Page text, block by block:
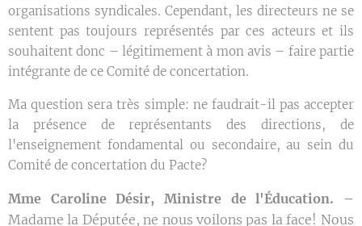
organisations syndicales. Cependant, les directeurs ne se
sentent pas toujours représentés par ces acteurs et ils
souhaitent donc – légitimement à mon avis – faire partie
intégrante de ce Comité de concertation.
Ma question sera très simple: ne faudrait-il pas accepter
la présence de représentants des directions, de
l'enseignement fondamental ou secondaire, au sein du
Comité de concertation du Pacte?
Mme Caroline Désir, Ministre de l'Éducation. –
Madame la Députée, ne nous voilons pas la face! Nous